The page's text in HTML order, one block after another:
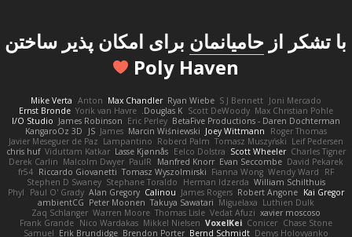
با تشکر از حامیانمان برای امکان پذیر ساختن
Poly Haven
Joni Mercado
S J Bennett
Ryan Wiebe
Max Chandler
Anton
Mike Verta
Max Christian Pohle
Scott DeWoody
Douglas K.
Yorik van Havre
Ernst Bronde
BetaFive Productions - Daren Dochterman
Eric Perley
James Robinson
I/O Studio
Roger Thomas
Joey Wittmann
Marcin Wiśniewski
James
JS
KangaroOz 3D
Leif Pedersen
Tomasz Muszyński
Roberd Palm
Lampantino
Javier Meseguer de Paz
Charles Tigner
Scott Wheeler
Eelco Dolstra
Lasse Kjønnås
Viduttam Katkar
chris huf
David Pekarek
Evan Seccombe
Manfred Knorr
PaulR
Malcolm Dwyer
Derek Carlin
RF
Wendy Ward
Fianna Wong
Tomasz Wyszolmirski
Riccardo Giovanetti
fr54
William Schilthuis
Herman Idzerda
Stephane Toraldo
Stephen D Swaney
Kai Gregor
Robert Angone
James Rogers
Calinou
Alan Gregory
Paul O' Grady
Phyl
Luthien Dulk
Miguelaxa
Takuya Sawatari
Peter Moonen
ambientCG
xavier moscoso
Vedat Afuzi
Thomas Lisle
Warren Moore
Zaq Schlanger
Chase Stone
Conicer
VoxelKei
Mikkel Nielsen
Nico Wardakas
Frank Grande
Denys Holovyanko
Bernd Schmidt
Brendon Porter
Erik Brundidge
Samuel